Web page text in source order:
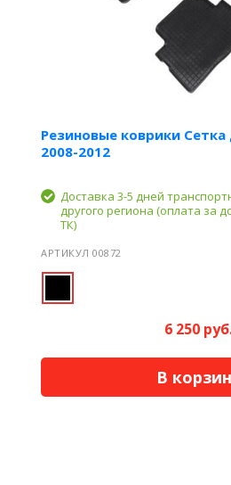
Резиновые коврики Сетка
2008-2012
Доставка 3-5 дней
другого региона (оплата за
ТК)
АРТИКУЛ 00872
6 250
В